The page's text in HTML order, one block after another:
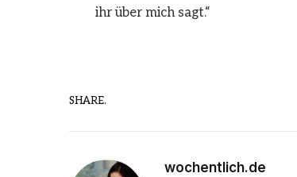
ihr über mich sagt.“
SHARE.
wochentlich.de